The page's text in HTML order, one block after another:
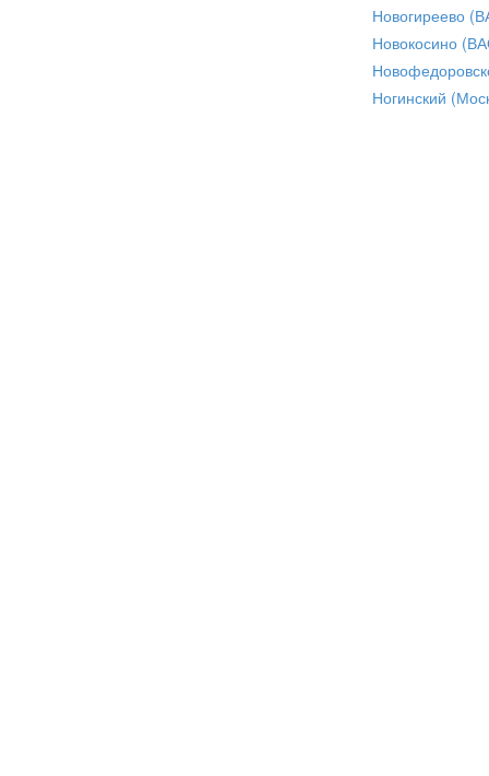
Новогиреево
Новокосино
Ногинский